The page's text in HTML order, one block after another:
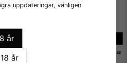
uppdateringar, vänligen
år
år